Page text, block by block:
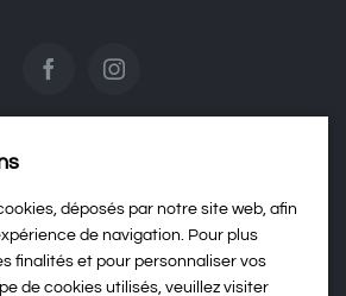
Contactez-nous
confidentialité
déposés par notre site web, afin
de navigation. Pour plus
finalités et pour personnaliser vos
de cookies utilisés, veuillez visiter